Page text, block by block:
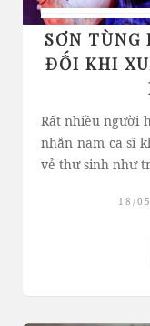
SƠN TÙNG
ĐỐI KHI
Rất nhiều người
nhắn nam ca sĩ
vẻ thư sinh như
18/